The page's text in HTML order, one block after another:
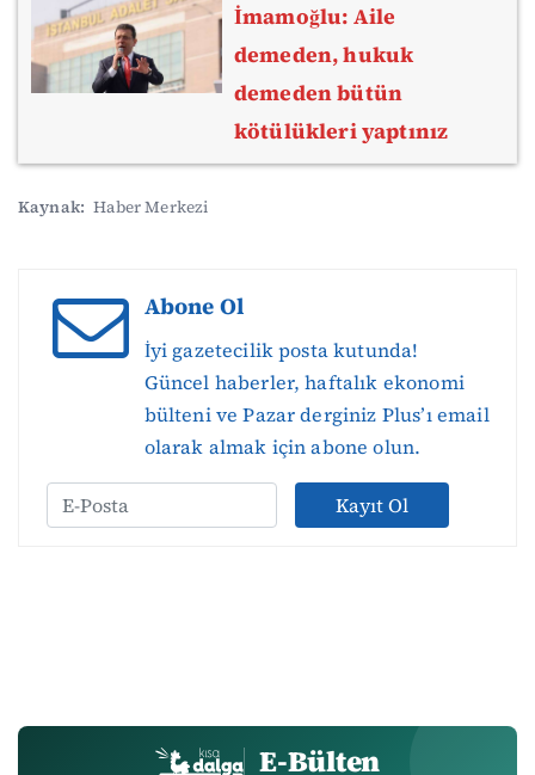
İmamoğlu: Aile
demeden, hukuk
demeden bütün
kötülükleri yaptınız
Kaynak: Haber Merkezi
Abone Ol
İyi gazetecilik posta kutunda!
Güncel haberler, haftalık ekonomi
bülteni ve Pazar derginiz Plus’ı email
olarak almak için abone olun.
Kayıt Ol
E-Bülten